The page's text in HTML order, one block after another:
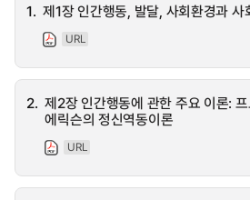
1. 제1장 인간행동, 발달, 사회환경과 사
URL
2. 제2장 인간행동에 관한 주요 이론:
에릭슨의 정신역동이론
URL